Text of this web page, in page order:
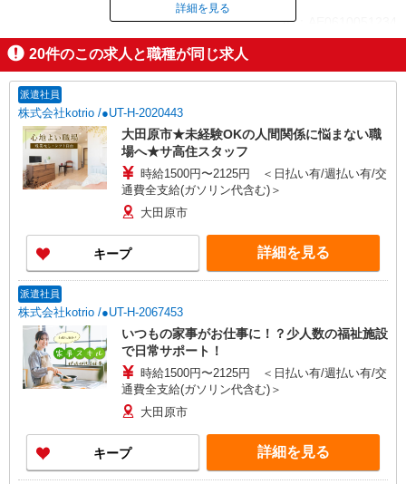
ID：AE0610051234
掲載期間終了
詳細を見る
20件のこの求人と職種が同じ求人
派遣社員
株式会社kotrio /●UT-H-2020443
大田原市★未経験OKの人間関係に悩まない職
場へ★サ高住スタッフ
時給1500円〜2125円 ＜日払い有/週払い有/交
通費全支給(ガソリン代含む)＞
大田原市
キープ 詳細を見る
派遣社員
株式会社kotrio /●UT-H-2067453
いつもの家事がお仕事に！？少人数の福祉施設
で日常サポート！
時給1500円〜2125円 ＜日払い有/週払い有/交
通費全支給(ガソリン代含む)＞
大田原市
キープ 詳細を見る